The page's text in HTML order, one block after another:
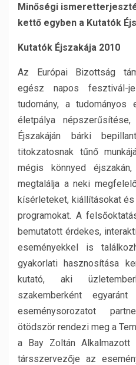
Minőségi
kettő egyben a Kutatók
Kutatók Éjszakája 2010
Az Európai Bizottság
egész napos fesztivál-
tudomány, a
életpálya
Éjszakáján bárki
titokzatosnak tűnő
mégis könnyed
megtalálja a neki
kísérleteket, kiállításokat
programokat. A
bemutatott érdekes,
eseményekkel is
gyakorlati hasznosítása
kutató, aki
szakemberként
eseménysorozatot
ötödször rendezi meg a
a Bay Zoltán Alkalmazott
társszervezője az